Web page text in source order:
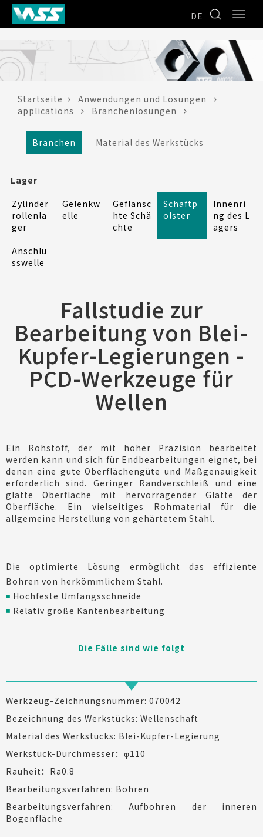
DE
Startseite
Anwendungen und Lösungen
applications
Branchenlösungen
Branchen Material des Werkstücks
Lager
Zylinder
rollenla
ger
Gelenkw
elle
Geflansc
hte Schä
chte
Schaftp
olster
Innenri
ng des L
agers
Anschlu
sswelle
Fallstudie zur
Bearbeitung von Blei-
Kupfer-Legierungen -
PCD-Werkzeuge für
Wellen
Ein Rohstoff, der mit hoher Präzision bearbeitet
werden kann und sich für Endbearbeitungen eignet, bei
denen eine gute Oberflächengüte und Maßgenauigkeit
erforderlich sind. Geringer Randverschleiß und eine
glatte Oberfläche mit hervorragender Glätte der
Oberfläche. Ein vielseitiges Rohmaterial für die
allgemeine Herstellung von gehärtetem Stahl.
Die optimierte Lösung ermöglicht das effiziente
Bohren von herkömmlichem Stahl.
◾ Hochfeste Umfangsschneide
◾ Relativ große Kantenbearbeitung
Die Fälle sind wie folgt
Werkzeug-Zeichnungsnummer: 070042
Bezeichnung des Werkstücks: Wellenschaft
Material des Werkstücks: Blei-Kupfer-Legierung
Werkstück-Durchmesser：φ110
Rauheit：Ra0.8
Bearbeitungsverfahren: Bohren
Bearbeitungsverfahren: Aufbohren der inneren
Bogenfläche